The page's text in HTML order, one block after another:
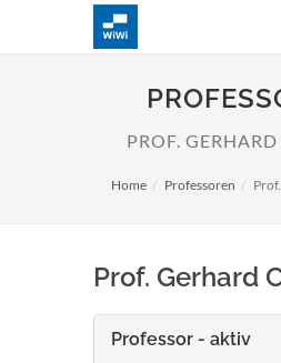
PROF.
Home Professoren
Prof. Gerhard
Professor - aktiv